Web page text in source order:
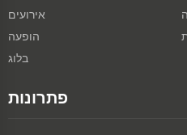
אירועים
הופעה
בלוג
פתרונות